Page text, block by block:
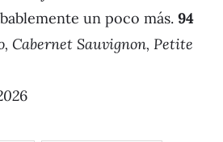
un poco más. 94
Cabernet Sauvignon, Petite
6